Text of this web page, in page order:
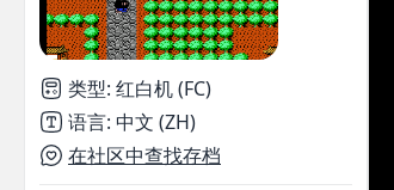
类型: 红白机 (FC)
语言: 中文 (ZH)
在社区中查找存档